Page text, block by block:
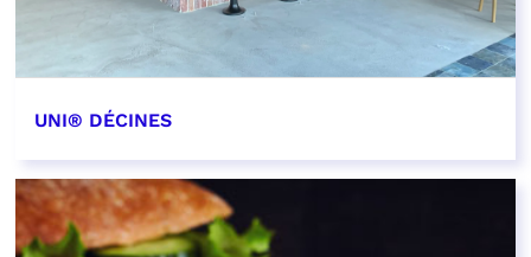
UNI® DÉCINES
EN SAVOIR PLUS